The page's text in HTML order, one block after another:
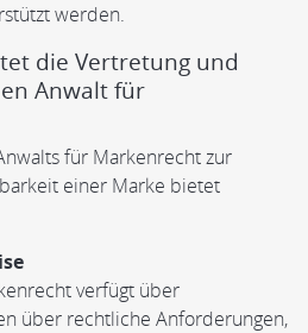
werden.
die Vertretung und
Anwalt für
für Markenrecht zur
einer Marke bietet
verfügt über
über rechtliche Anforderungen,